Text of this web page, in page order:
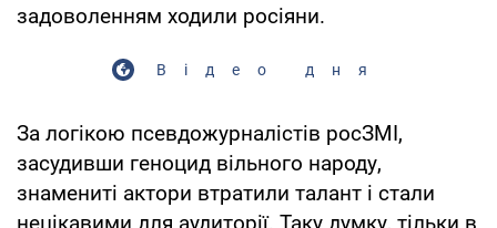
задоволенням ходили росіяни.
Відео дня
За логікою псевдожурналістів росЗМІ,
засудивши геноцид вільного народу,
знамениті актори втратили талант і стали
нецікавими для аудиторії. Таку думку, тільки в